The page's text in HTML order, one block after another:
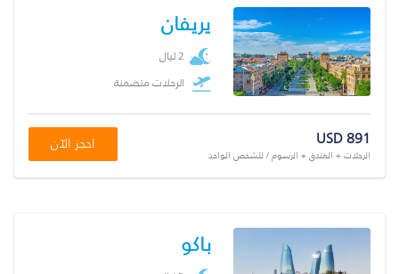
يريفان
2 ليال
الرحلات متضمنة
USD 891
الرحلات + الفندق + الرسوم / للشخص الواحد
احجز الآن
باكو